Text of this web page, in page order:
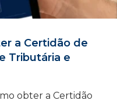
a Certidão de
Tributária e
obter a Certidão